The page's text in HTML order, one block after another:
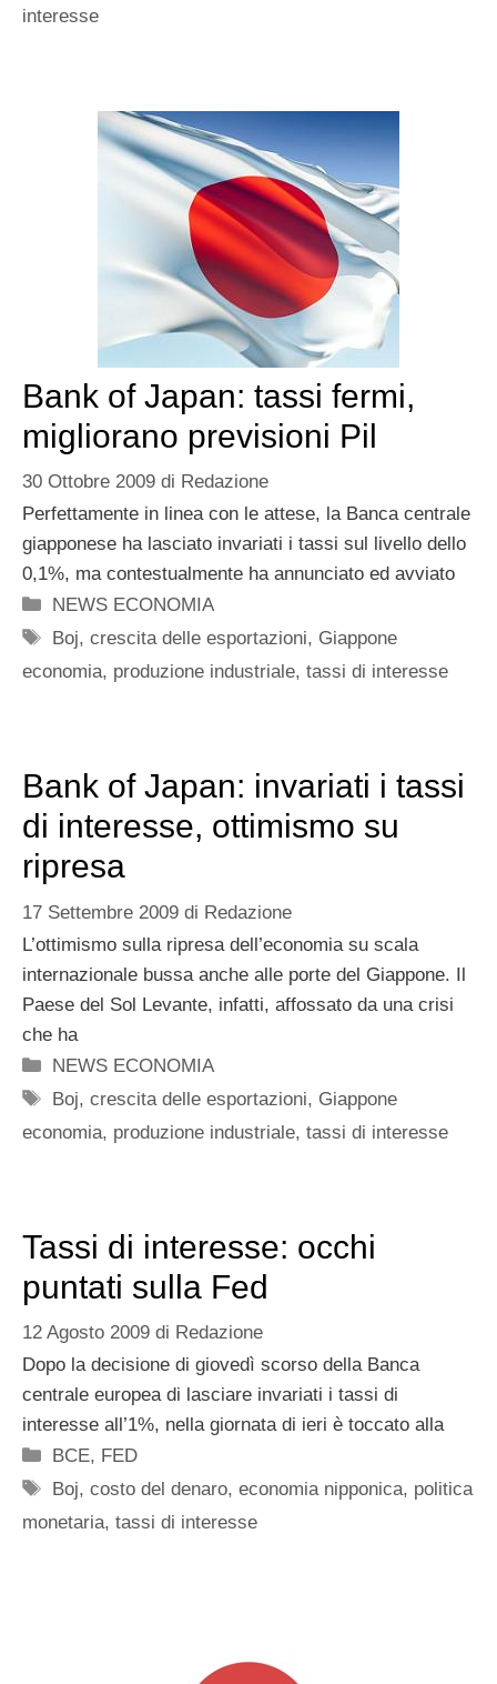
interesse
Bank of Japan: tassi fermi,
migliorano previsioni Pil
30 Ottobre 2009 di Redazione
Perfettamente in linea con le attese, la Banca centrale
giapponese ha lasciato invariati i tassi sul livello dello
0,1%, ma contestualmente ha annunciato ed avviato
Categorie
NEWS ECONOMIA
Tag
Boj,crescita delle esportazioni, Giappone
economia, produzione industriale, tassi di interesse
Bank of Japan: invariati i tassi
di interesse, ottimismo su
ripresa
17 Settembre 2009 di Redazione
L’ottimismo sulla ripresa dell’economia su scala
internazionale bussa anche alle porte del Giappone. Il
Paese del Sol Levante, infatti, affossato da una crisi
che ha
Categorie
NEWS ECONOMIA
Tag
Boj,crescita delle esportazioni, Giappone
economia, produzione industriale, tassi di interesse
Tassi di interesse: occhi
puntati sulla Fed
12 Agosto 2009 di Redazione
Dopo la decisione di giovedì scorso della Banca
centrale europea di lasciare invariati i tassi di
interesse all’1%, nella giornata di ieri è toccato alla
Categorie
BCE, FED
Tag
Boj,costo del denaro,economia nipponica, politica
monetaria, tassi di interesse